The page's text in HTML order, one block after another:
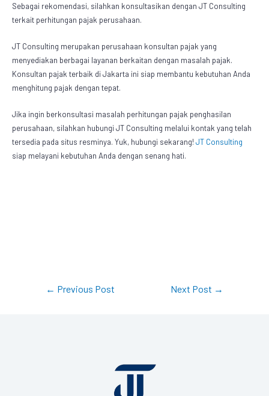
Sebagai rekomendasi, silahkan konsultasikan dengan JT Consulting
terkait perhitungan pajak perusahaan.
JT Consulting merupakan perusahaan konsultan pajak yang
menyediakan berbagai layanan berkaitan dengan masalah pajak.
Konsultan pajak terbaik di Jakarta ini siap membantu kebutuhan Anda
menghitung pajak dengan tepat.
Jika ingin berkonsultasi masalah perhitungan pajak penghasilan
perusahaan, silahkan hubungi JT Consulting melalui kontak yang telah
tersedia pada situs resminya. Yuk, hubungi sekarang!JT Consulting
siap melayani kebutuhan Anda dengan senang hati.
← Previous Post Next Post →